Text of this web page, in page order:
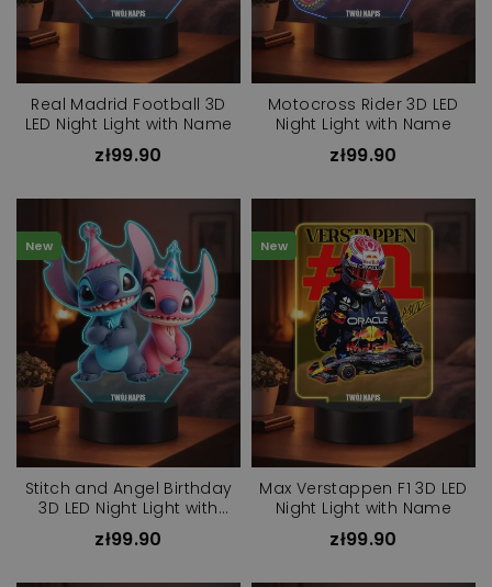
Real Madrid Football 3D
LED Night Light with Name
zł99.90
Motocross Rider 3D LED
Night Light with Name
zł99.90
New
Stitch and Angel Birthday
3D LED Night Light with
Name
zł99.90
New
Max Verstappen F1 3D LED
Night Light with Name
zł99.90